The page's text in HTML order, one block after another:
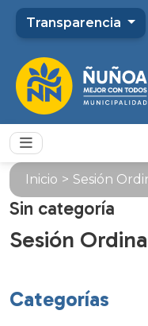
Transparencia
Inicio > Sesión
Sin categoría
Sesión
Categorías